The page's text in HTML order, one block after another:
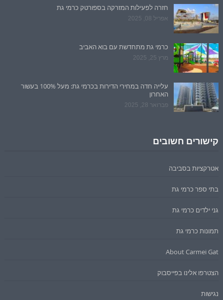
חזרה לפעילות המזרקה בספורטק כרמי גת
אפריל 08, 2025
כרמי גת מתחדשת עם בוא האביב
מרץ 25, 2025
עלייה חדה במחירי הדירות בכרמי גת: מעל 100% בעשור
האחרון
פברואר 28, 2025
קישורים חשובים
אטרקציות בסביבה
בתי ספר כרמי גת
גני ילדים כרמי גת
תמונות כרמי גת
About Carmei Gat
הצטרפו אלינו בפייסבוק
נגישות